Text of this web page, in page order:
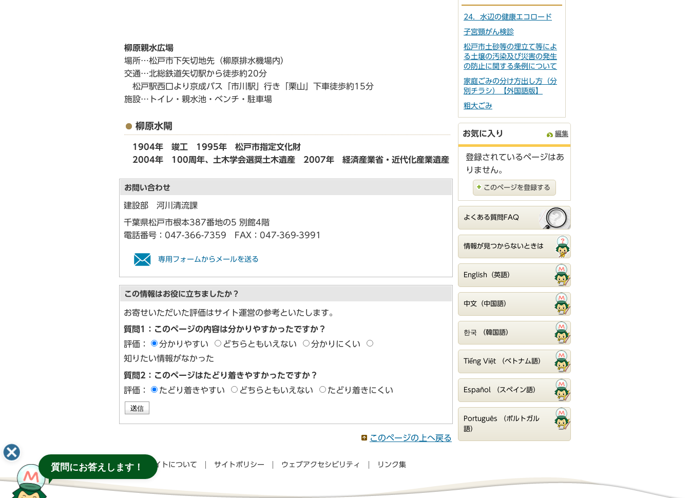
柳原親水広場
場所…松戸市下矢切地先（柳原排水機場内）
交通…北総鉄道矢切駅から徒歩約20分
松戸駅西口より京成バス「市川駅」行き「栗山」下車徒歩約15分
施設…トイレ・親水池・ベンチ・駐車場
柳原水閘
1904年 竣工 1995年 松戸市指定文化財
2004年 100周年、土木学会選奨土木遺産 2007年 経済産業省・近代化産業遺産
お問い合わせ
建設部 河川清流課
千葉県松戸市根本387番地の5 別館4階
電話番号： 047-366-7359 FAX：047-369-3991
専用フォームからメールを送る
この情報はお役に立ちましたか？
お寄せいただいた評価はサイト運営の参考といたします。
質問1：このページの内容は分かりやすかったですか？
評価：
分かりやすい どちらともいえない
分かりにくい
知りたい情報がなかった
質問2：このページはたどり着きやすかったですか？
評価：
たどり着きやすい どちらともいえない たどり着きにくい
このページの上へ戻る
24．水辺の健康エコロード
子宮頸がん検診
松戸市土砂等の埋立て等によ
る土壌の汚染及び災害の発生
の防止に関する条例について
家庭ごみの分け方出し方（分
別チラシ）【外国語版】
粗大ごみ
お気に入り 編集
登録されているページはあ
りません。
このページを登録する
よくある質問FAQ
情報が見つからないときは
English（英語）
中文（中国語）
한국 （韓国語）
Tiếng Việt （ベトナム語）
Español （スペイン語）
Português （ポルトガル
語）
このサイトについて サイトポリシー ウェブアクセシビリティ リンク集
質問にお答えします！